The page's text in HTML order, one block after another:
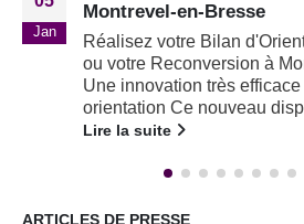
Professionnelle
en-Bresse
pour trouver la bonne
Juil
ARTICLES DE PRESSE